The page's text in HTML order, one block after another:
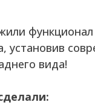
функционал
установив
вида!